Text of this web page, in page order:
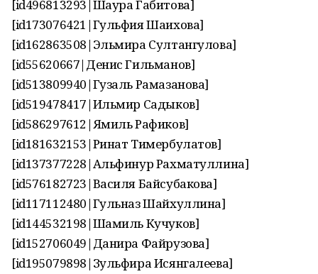
[id496813293|Шаура Габитова]
[id173076421|Гульфия Шаихова]
[id162863508|Эльмира Султангулова]
[id55620667|Денис Гильманов]
[id513809940|Гузаль Рамазанова]
[id519478417|Ильмир Садыков]
[id586297612|Ямиль Рафиков]
[id181632153|Ринат Тимербулатов]
[id137377228|Альфинур Рахматуллина]
[id576182723|Василя Байсубакова]
[id117112480|Гульназ Шайхуллина]
[id144532198|Шамиль Кучуков]
[id152706049|Данира Файрузова]
[id195079898|Зульфира Исянгалеева]